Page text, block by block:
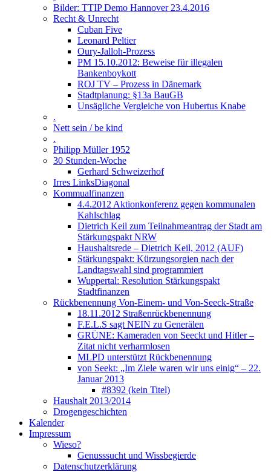
Bilder: TTIP Demo Hannover 23.4.2016
Recht & Unrecht
Cuban Five
Leonard Peltier
Oury-Jalloh-Prozess
PM 15.10.2012: Beweise für illegalen
Bankenboykott
ROJ TV – Prozess in Dänemark
Stadtplanung: §13a BauGB
Unsägliche Vergleiche von Hubertus Knabe
.
Nett sein / be kind
.
Philipp Müller 1952
30 Stunden-Woche
Gerhard Schweizerhof
Irres LinksDiagonal
Kommualfinanzen
4.4.2012 Aktionkonferenz gegen kommunalen
Kahlschlag
Dietrich Keil zum Teilnahmeantrag der Stadt am
Stärkungspakt NRW
Haushaltsrede – Dietrich Keil, 2012 (AUF)
Stärkungspakt: Kürzungsorgien nach der
Landtagswahl sind programmiert
Wuppertal: Resolution Stärkungspakt
Stadtfinanzen
Rückbenennung Von-Einem- und Von-Seeck-Straße
18.11.2012 Straßenrückbenennung
F.E.L.S sagt NEIN zu Generälen
GRÜNE: Kameraden von Seeckt und Hitler –
Zitat nicht verharmlosen
MLPD unterstützt Rückbenennung
von Seekt: „Im Ziele waren wir uns einig“ – 22.
Januar 2013
#8392 (kein Titel)
Haushalt 2013/2014
Drogengeschichten
Kalender
Impressum
Wieso?
Genusssucht und Wissbegierde
Datenschutzerklärung